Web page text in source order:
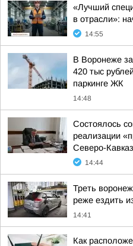
«Лучший
в отрасли»:
14:55
В Воронеже
420 тыс
паркинге ЖК
14:48
Состоялось
реализации
Северо-
14:44
Треть
реже ездить
14:41
Как